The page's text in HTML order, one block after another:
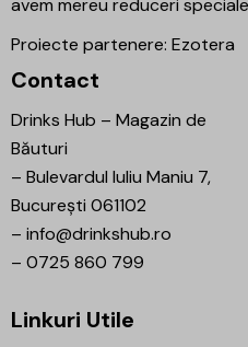
avem mereu reduceri
Proiecte partenere: Ezotera
Contact
Drinks Hub – Magazin de
Băuturi
– Bulevardul Iuliu Maniu 7,
București 061102
– info@drinkshub.ro
– 0725 860 799
Linkuri Utile